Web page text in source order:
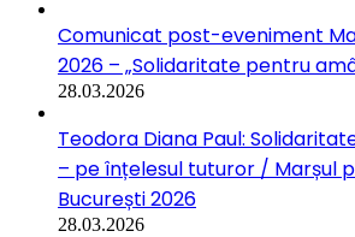
Comunicat post-eveniment
2026 – „Solidaritate pentru
28.03.2026
Teodora Diana Paul:
– pe înțelesul tuturor / Marșul
București 2026
28.03.2026